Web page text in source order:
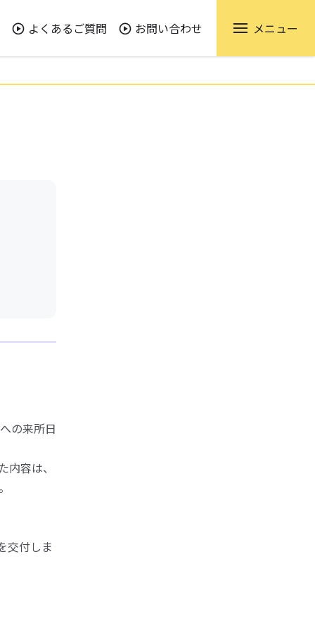
よくあるご質問 お問い合わせ メニュー
の来所日
容は、
交付しま